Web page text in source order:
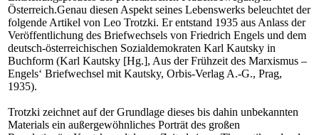
Österreich.Genau diesen Aspekt seines Lebenswerks beleuchtet der
folgende Artikel von Leo Trotzki. Er entstand 1935 aus Anlass der
Veröffentlichung des Briefwechsels von Friedrich Engels und dem
deutsch-österreichischen Sozialdemokraten Karl Kautsky in
Buchform (Karl Kautsky [Hg.], Aus der Frühzeit des Marxismus –
Engels‘ Briefwechsel mit Kautsky, Orbis-Verlag A.-G., Prag,
1935).
Trotzki zeichnet auf der Grundlage dieses bis dahin unbekannten
Materials ein außergewöhnliches Porträt des großen